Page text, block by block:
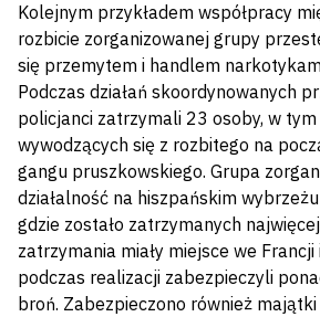
Kolejnym przykładem współpracy
rozbicie zorganizowanej grupy
się przemytem i handlem
Podczas działań skoordynowanych
policjanci zatrzymali 23 osoby, w
wywodzących się z rozbitego na
gangu pruszkowskiego. Grupa
działalność na hiszpańskim
gdzie zostało zatrzymanych
zatrzymania miały miejsce we Francji
podczas realizacji zabezpieczyli
broń. Zabezpieczono również